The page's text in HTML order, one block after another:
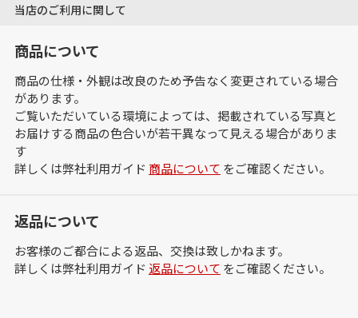
当店のご利用に関して
商品について
商品の仕様・外観は改良のため予告なく変更されている場合
があります。
ご覧いただいている環境によっては、掲載されている写真と
お届けする商品の色合いが若干異なって見える場合がありま
す
詳しくは弊社利用ガイド 商品について をご確認ください。
返品について
お客様のご都合による返品、交換は致しかねます。
詳しくは弊社利用ガイド 返品について をご確認ください。